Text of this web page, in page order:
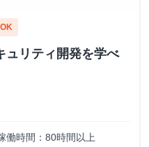
ュリティ開発を学べ
働時間：80時間以上